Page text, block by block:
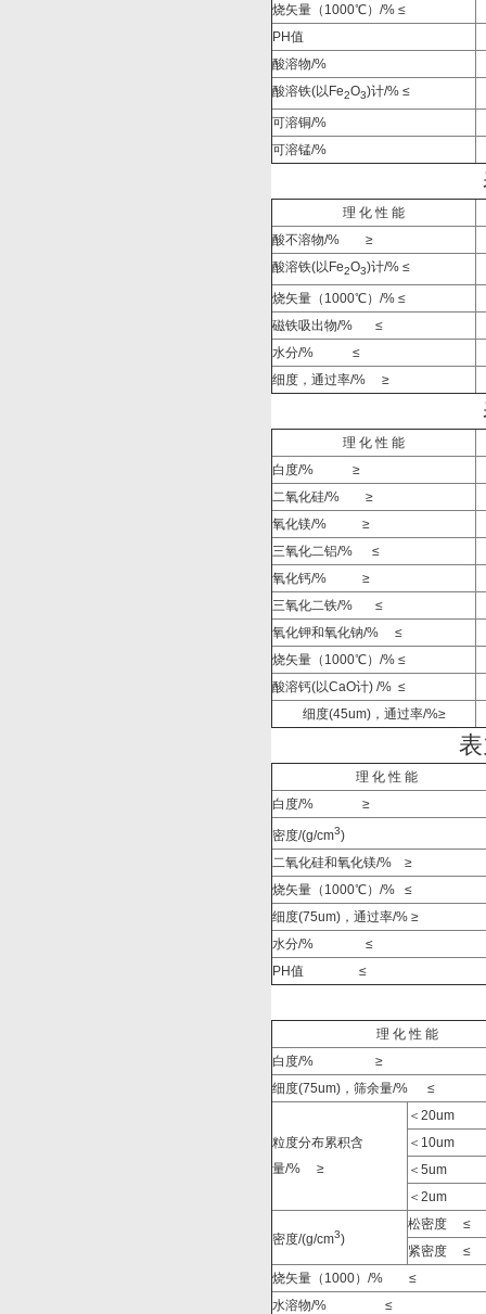
烧矢量（1000℃） /% ≤
PH值
酸溶物/%
酸溶铁(以Fe2O3)计/% ≤
可溶铜/%
可溶锰/%
理 化 性 能
酸不溶物/%
≥
酸溶铁(以Fe2O3)计/% ≤
烧矢量（1000℃） /% ≤
磁铁吸出物/%
≤
水分/%
≤
细度，通过率/%
≥
理 化 性 能
白度/%
≥
二氧化硅/%
≥
氧化镁/%
≥
三氧化二铝/%
≤
氧化钙/%
≥
三氧化二铁/%
≤
氧化钾和氧化钠/% ≤
烧矢量（1000℃） /% ≤
酸溶钙(以CaO计) /% ≤
细度(45um)，通过率/%≥
理 化 性 能
白度/%
≥
密度/(g/cm3)
二氧化硅和氧化镁/%
≥
烧矢量（1000℃） /% ≤
细度(75um)，通过率/% ≥
水分/%
≤
PH值 ≤
理 化 性 能
白度/%
≥
细度(75um)，筛余量/%
≤
粒度分布累积含
量/%
≥
＜20um
＜10um
＜5um
＜2um
密度/(g/cm3)
松密度
≤
紧密度
≤
烧矢量（1000） /% ≤
水溶物/%
≤